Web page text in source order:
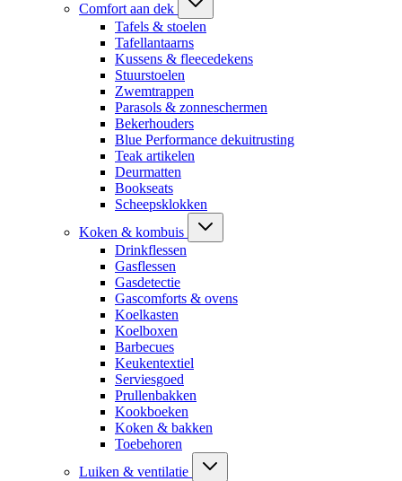
Comfort aan dek
Tafels & stoelen
Tafellantaarns
Kussens & fleecedekens
Stuurstoelen
Zwemtrappen
Parasols & zonneschermen
Bekerhouders
Blue Performance dekuitrusting
Teak artikelen
Deurmatten
Bookseats
Scheepsklokken
Koken & kombuis
Drinkflessen
Gasflessen
Gasdetectie
Gascomforts & ovens
Koelkasten
Koelboxen
Barbecues
Keukentextiel
Serviesgoed
Prullenbakken
Kookboeken
Koken & bakken
Toebehoren
Luiken & ventilatie